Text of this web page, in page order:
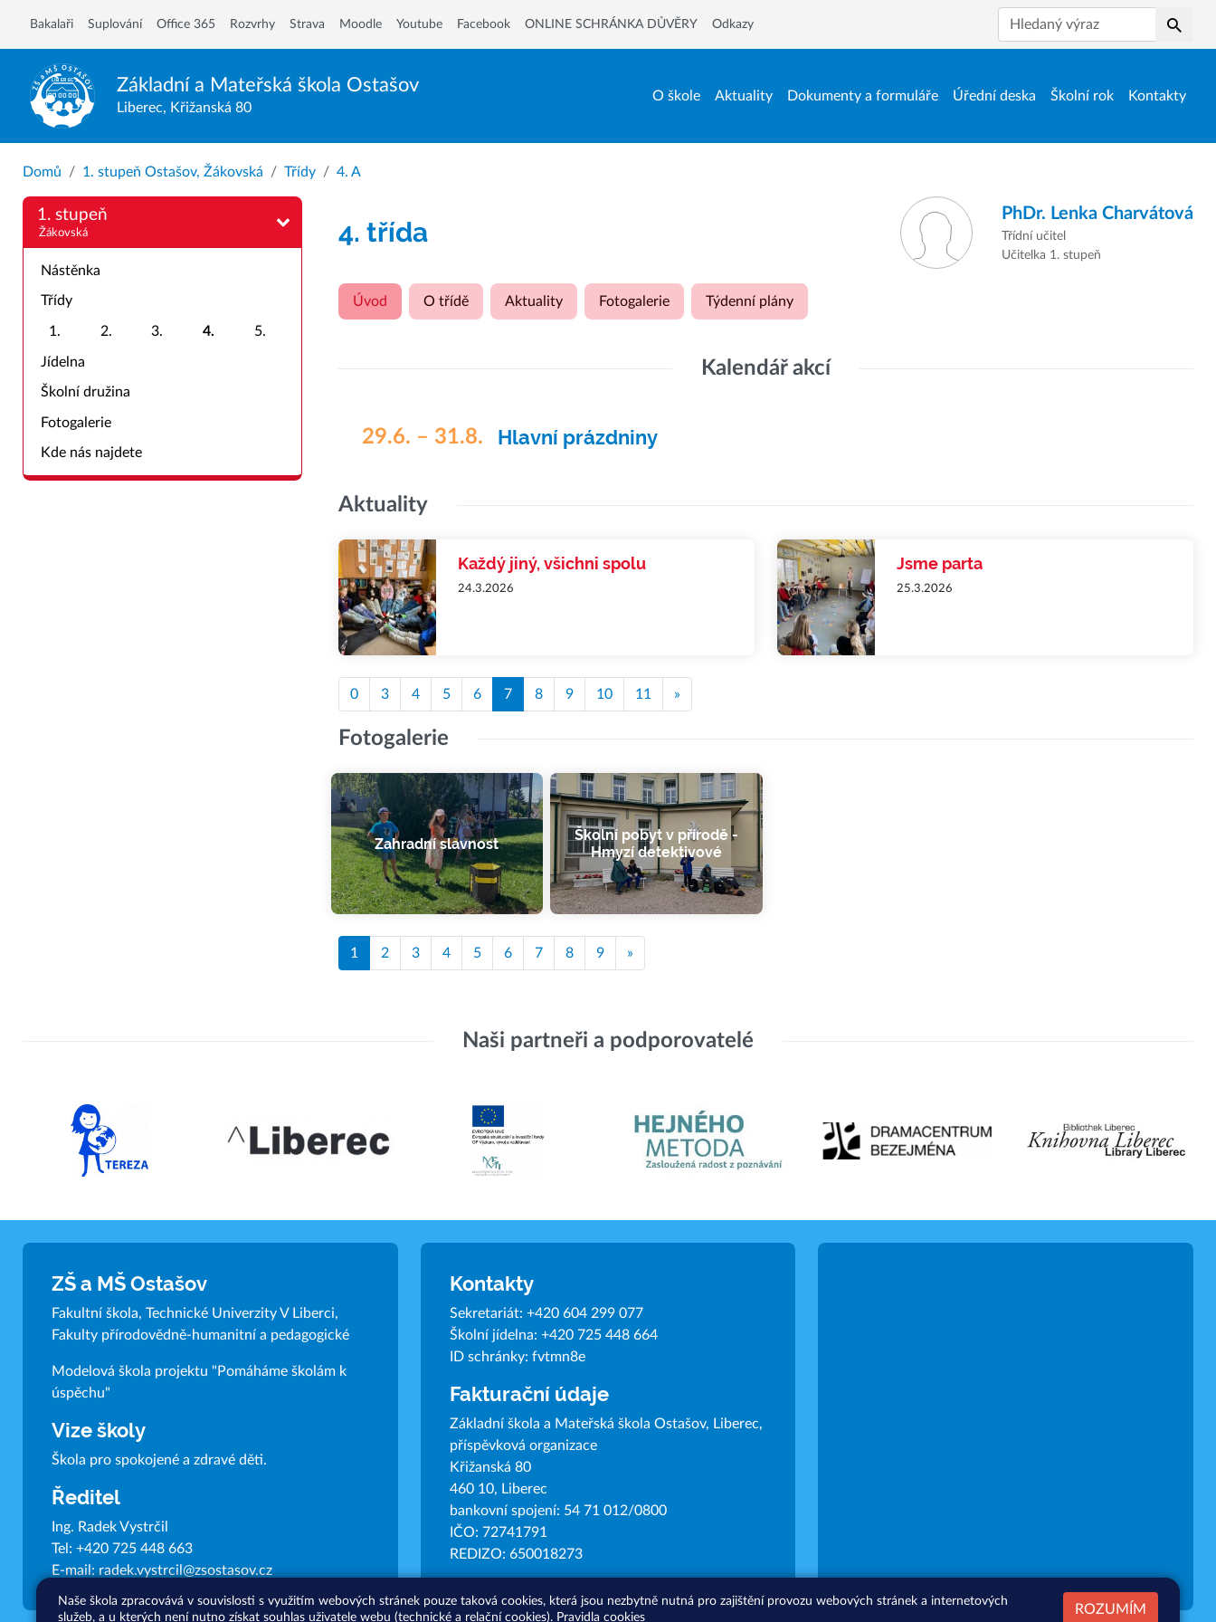
Základní a Mateřská škola Ostašov
Liberec, Křižanská 80
O škole Aktuality Dokumenty a formuláře Úřední deska Školní rok Kontakty
Bakalaři Suplování Office 365 Rozvrhy Strava Moodle Youtube Facebook ONLINE SCHRÁNKA DŮVĚRY Odkazy
Hledat
Domů 1. stupeň Ostašov, Žákovská Třídy 4. A
1. stupeň
Žákovská
Nástěnka
Třídy
1. 2. 3. 4. 5.
Jídelna
Školní družina
Fotogalerie
Kde nás najdete
4. třída
PhDr. Lenka Charvátová
Třídní učitel
Učitelka 1. stupeň
Úvod O třídě Aktuality Fotogalerie Týdenní plány
Kalendář akcí
29.6. – 31.8. Hlavní prázdniny
Aktuality
Každý jiný, všichni spolu
24.3.2026
Jsme parta
25.3.2026
0 3 4 5 6 7 8 9 10 11 »
Fotogalerie
Zahradní slavnost
Školní pobyt v přírodě -
Hmyzí detektivové
1 2 3 4 5 6 7 8 9 »
Naši partneři a podporovatelé
ZŠ a MŠ Ostašov
Fakultní škola, Technické Univerzity V Liberci,
Fakulty přírodovědně-humanitní a pedagogické
Modelová škola projektu "Pomáháme školám k
úspěchu"
Vize školy
Škola pro spokojené a zdravé děti.
Ředitel
Ing. Radek Vystrčil
Tel: +420 725 448 663
E-mail:radek.vystrcil@zsostasov.cz
Kontakty
Sekretariát: +420 604 299 077
Školní jídelna: +420 725 448 664
ID schránky: fvtmn8e
Fakturační údaje
Základní škola a Mateřská škola Ostašov, Liberec,
příspěvková organizace
Křižanská 80
460 10, Liberec
bankovní spojení: 54 71 012/0800
IČO: 72741791
REDIZO: 650018273
Naše škola zpracovává v souvislosti s využitím webových stránek pouze taková cookies, která jsou nezbytně nutná pro zajištění provozu webových stránek a internetových
služeb, a u kterých není nutno získat souhlas uživatele webu (technické a relační cookies). Pravidla cookies
ROZUMÍM